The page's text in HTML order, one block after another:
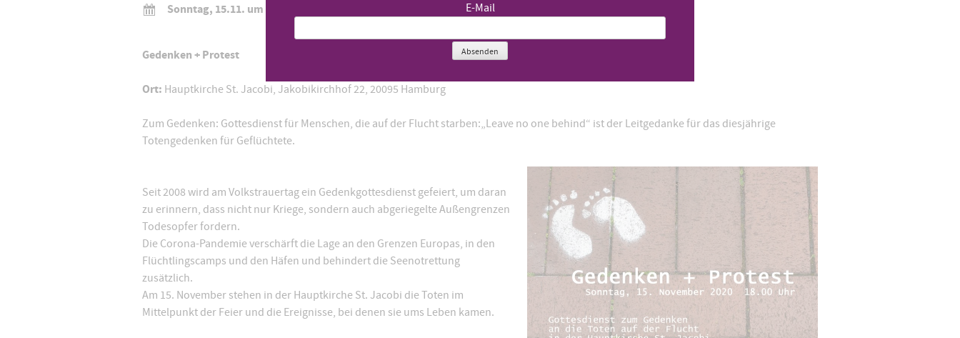
Sonntag, 15.11. um 18:00 Uhr
Gedenken + Protest
Ort: Hauptkirche St. Jacobi, Jakobikirchhof 22, 20095 Hamburg
Zum Gedenken: Gottesdienst für Menschen, die auf der Flucht starben:„Leave no one behind“ ist der Leitgedanke für das diesjährige
Totengedenken für Geflüchtete.
Seit 2008 wird am Volkstrauertag ein Gedenkgottesdienst gefeiert, um daran
zu erinnern, dass nicht nur Kriege, sondern auch abgeriegelte Außengrenzen
Todesopfer fordern.
Die Corona-Pandemie verschärft die Lage an den Grenzen Europas, in den
Flüchtlingscamps und den Häfen und behindert die Seenotrettung
zusätzlich.
Am 15. November stehen in der Hauptkirche St. Jacobi die Toten im
Mittelpunkt der Feier und die Ereignisse, bei denen sie ums Leben kamen.
E-Mail
Absenden